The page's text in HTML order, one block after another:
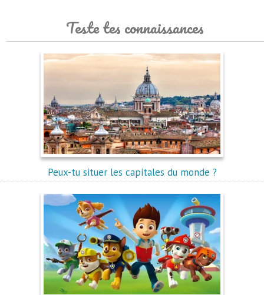
Teste tes connaissances
Peux-tu situer les capitales du monde ?